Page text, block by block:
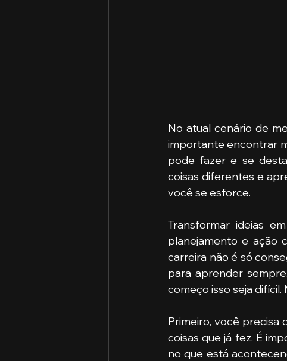
No atual cenário de
importante encontrar
pode fazer e se
coisas diferentes e
você se esforce.
Transformar ideias
planejamento e ação
carreira não é só
para aprender
começo isso seja
Primeiro, você precisa
coisas que já fez. É
no que está